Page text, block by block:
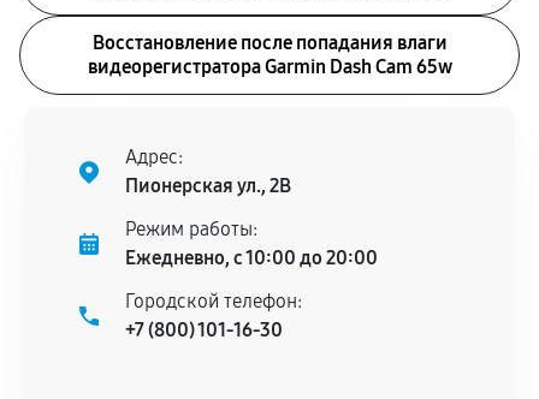
Восстановление после попадания влаги
видеорегистратора Garmin Dash Cam 65w
Адрес:
Пионерская ул., 2В
Режим работы:
Ежедневно, с 10:00 до 20:00
Городской телефон:
+7 (800) 101-16-30